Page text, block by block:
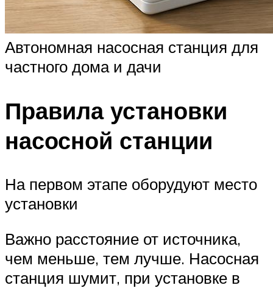
Автономная насосная станция для
частного дома и дачи
Правила установки
насосной станции
На первом этапе оборудуют место
установки
Важно расстояние от источника,
чем меньше, тем лучше. Насосная
станция шумит, при установке в